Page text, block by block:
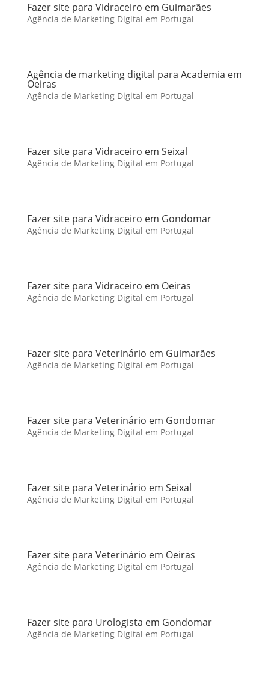
Fazer site para Vidraceiro em Guimarães
Agência de Marketing Digital em Portugal
Agência de marketing digital para Academia em
Oeiras
Agência de Marketing Digital em Portugal
Fazer site para Vidraceiro em Seixal
Agência de Marketing Digital em Portugal
Fazer site para Vidraceiro em Gondomar
Agência de Marketing Digital em Portugal
Fazer site para Vidraceiro em Oeiras
Agência de Marketing Digital em Portugal
Fazer site para Veterinário em Guimarães
Agência de Marketing Digital em Portugal
Fazer site para Veterinário em Gondomar
Agência de Marketing Digital em Portugal
Fazer site para Veterinário em Seixal
Agência de Marketing Digital em Portugal
Fazer site para Veterinário em Oeiras
Agência de Marketing Digital em Portugal
Fazer site para Urologista em Gondomar
Agência de Marketing Digital em Portugal